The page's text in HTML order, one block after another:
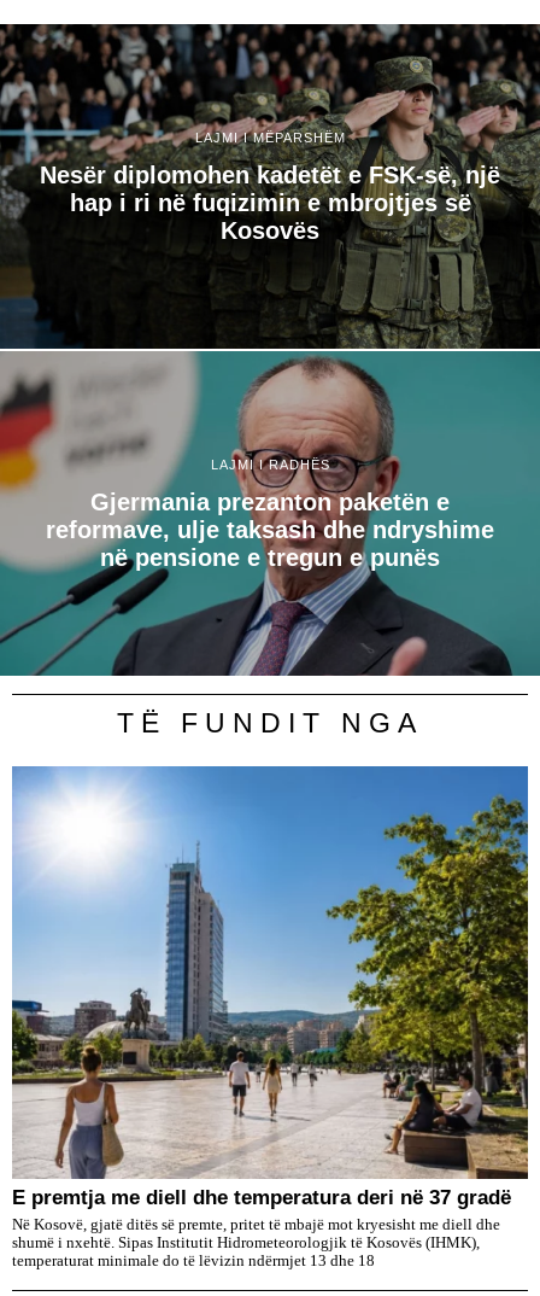
LAJMI I MËPARSHËM
Nesër diplomohen kadetët e FSK-së, një
hap i ri në fuqizimin e mbrojtjes së
Kosovës
LAJMI I RADHËS
Gjermania prezanton paketën e
reformave, ulje taksash dhe ndryshime
në pensione e tregun e punës
TË FUNDIT NGA
E premtja me diell dhe temperatura deri në 37 gradë
Në Kosovë, gjatë ditës së premte, pritet të mbajë mot kryesisht me diell dhe
shumë i nxehtë. Sipas Institutit Hidrometeorologjik të Kosovës (IHMK),
temperaturat minimale do të lëvizin ndërmjet 13 dhe 18